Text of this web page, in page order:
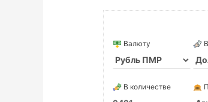
Валюту В
В количестве